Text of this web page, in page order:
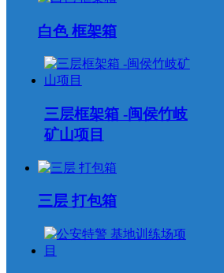
白色 框架箱
三层框架箱 -闽侯竹岐
矿山项目
三层 打包箱